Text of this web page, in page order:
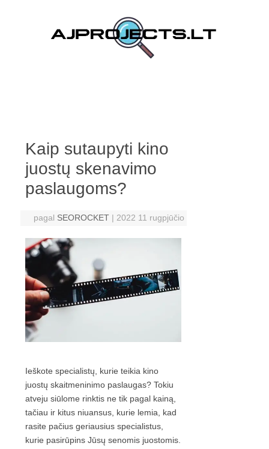
Kaip sutaupyti kino
juostų skenavimo
paslaugoms?
pagal SEOROCKET | 2022 11 rugpjūčio
Ieškote specialistų, kurie teikia kino
juostų skaitmeninimo paslaugas? Tokiu
atveju siūlome rinktis ne tik pagal kainą,
tačiau ir kitus niuansus, kurie lemia, kad
rasite pačius geriausius specialistus,
kurie pasirūpins Jūsų senomis juostomis.